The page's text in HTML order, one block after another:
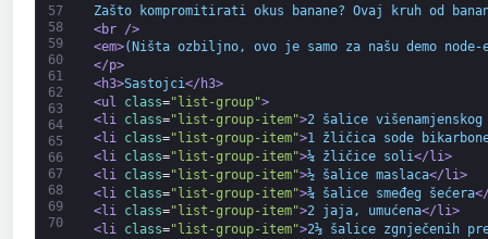
57
58
59
60
61
62
63
64
65
66
67
68
69
70
Zašto kompromitirati okus banane? Ovaj kruh od
<br />
<em>(Ništa ozbiljno, ovo je samo za našu demo
</p>
<h3>Sastojci</h3>
<ul
class="list-group">
<li class="list-group-item">2 šalice višenamjenskog
<li class="list-group-item">1 žličica sode
<li class="list-group-item">¼ žličice soli</li>
<li class="list-group-item">½ šalice maslaca</li>
<li
class="list-group-item">¾ šalice smeđeg šećera
<li class="list-group-item">2 jaja, umućena</li>
<li class="list-group-item">2⅓ šalice zgnječenih